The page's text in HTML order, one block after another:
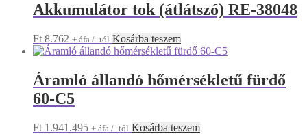
Akkumulátor tok (átlátszó) RE-38048
Ft 8.762 + áfa / -tól Kosárba teszem
Áramló állandó hőmérsékletű fürdő
60-C5
Ft 1.941.495 + áfa / -tól Kosárba teszem